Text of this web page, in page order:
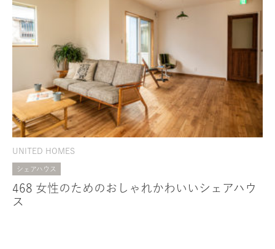
UNITED HOMES
シェアハウス
468 女性のためのおしゃれかわいいシェアハウ
ス